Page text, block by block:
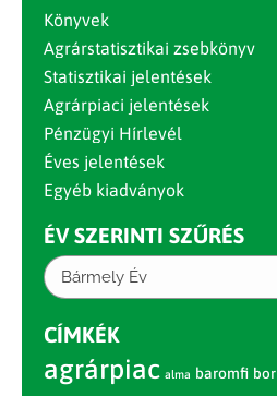
Könyvek
Agrárstatisztikai zsebkönyv
Statisztikai jelentések
Agrárpiaci jelentések
Pénzügyi Hírlevél
Éves jelentések
Egyéb kiadványok
ÉV SZERINTI SZŰRÉS
Bármely Év
CÍMKÉK
agrárpiac alma baromfi bor